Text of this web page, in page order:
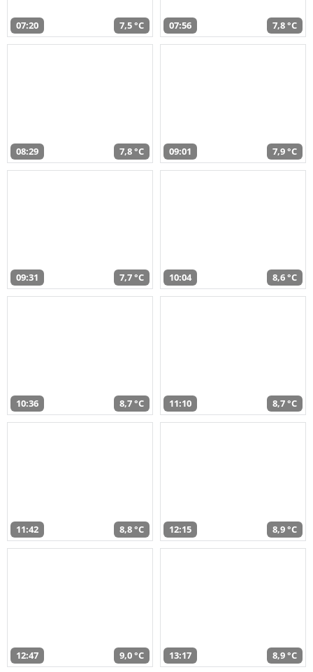
07:20 7,5 °C 07:56 7,8 °C
08:29 7,8 °C 09:01 7,9 °C
09:31 7,7 °C 10:04 8,6 °C
10:36 8,7 °C 11:10 8,7 °C
11:42 8,8 °C 12:15 8,9 °C
12:47 9,0 °C 13:17 8,9 °C